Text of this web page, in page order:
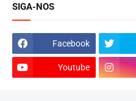
SIGA-NOS
Facebook
Youtube